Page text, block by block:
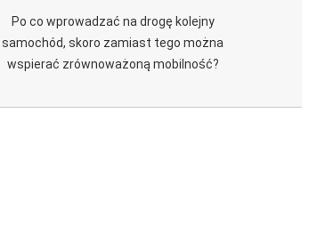
Po co wprowadzać na drogę kolejny
samochód, skoro zamiast tego można
wspierać zrównoważoną mobilność?